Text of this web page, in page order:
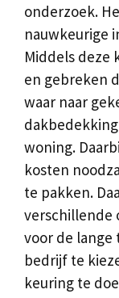
onderzoek.
nauwkeurige
Middels deze
en gebreken
waar naar
woning.
kosten
te pakken.
verschillende
voor de lange
bedrijf te
keuring te